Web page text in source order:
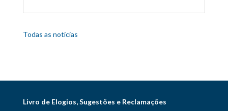
Todas as notícias
Livro de Elogios, Sugestões e Reclamações